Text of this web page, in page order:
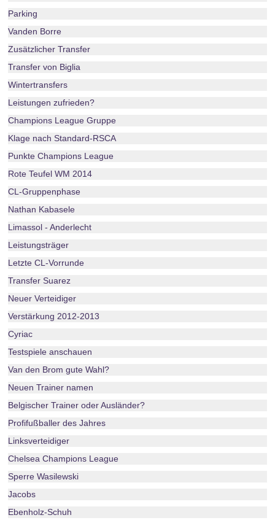
Parking
Vanden Borre
Zusätzlicher Transfer
Transfer von Biglia
Wintertransfers
Leistungen zufrieden?
Champions League Gruppe
Klage nach Standard-RSCA
Punkte Champions League
Rote Teufel WM 2014
CL-Gruppenphase
Nathan Kabasele
Limassol - Anderlecht
Leistungsträger
Letzte CL-Vorrunde
Transfer Suarez
Neuer Verteidiger
Verstärkung 2012-2013
Cyriac
Testspiele anschauen
Van den Brom gute Wahl?
Neuen Trainer namen
Belgischer Trainer oder Ausländer?
Profifußballer des Jahres
Linksverteidiger
Chelsea Champions League
Sperre Wasilewski
Jacobs
Ebenholz-Schuh